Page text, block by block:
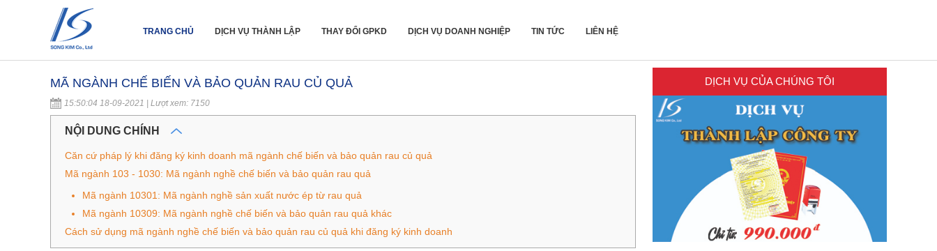
TRANG CHỦ DỊCH VỤ THÀNH LẬP THAY ĐỔI GPKD DỊCH VỤ DOANH NGHIỆP TIN TỨC LIÊN HỆ
MÃ NGÀNH CHẾ BIẾN VÀ BẢO QUẢN RAU CỦ QUẢ
15:50:04 18-09-2021 | Lượt xem: 7150
NỘI DUNG CHÍNH
Căn cứ pháp lý khi đăng ký kinh doanh mã ngành chế biến và bảo quản rau củ quả
Mã ngành 103 - 1030: Mã ngành nghề chế biến và bảo quản rau quả
Mã ngành 10301: Mã ngành nghề sản xuất nước ép từ rau quả
Mã ngành 10309: Mã ngành nghề chế biến và bảo quản rau quả khác
Cách sử dụng mã ngành nghề chế biến và bảo quản rau củ quả khi đăng ký kinh doanh
DỊCH VỤ CỦA CHÚNG TÔI